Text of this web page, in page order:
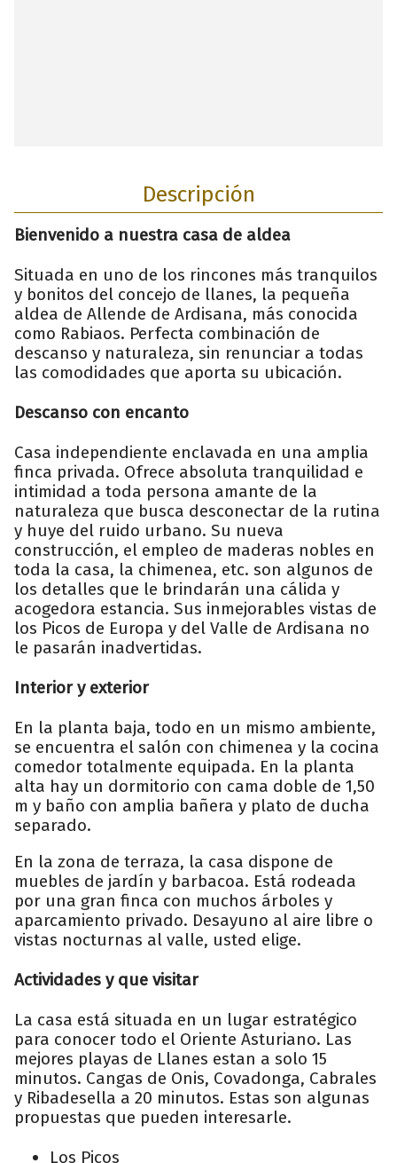
Descripción
Bienvenido a nuestra casa de aldea
Situada en uno de los rincones más tranquilos
y bonitos del concejo de llanes, la pequeña
aldea de Allende de Ardisana, más conocida
como Rabiaos. Perfecta combinación de
descanso y naturaleza, sin renunciar a todas
las comodidades que aporta su ubicación.
Descanso con encanto
Casa independiente enclavada en una amplia
finca privada. Ofrece absoluta tranquilidad e
intimidad a toda persona amante de la
naturaleza que busca desconectar de la rutina
y huye del ruido urbano. Su nueva
construcción, el empleo de maderas nobles en
toda la casa, la chimenea, etc. son algunos de
los detalles que le brindarán una cálida y
acogedora estancia. Sus inmejorables vistas de
los Picos de Europa y del Valle de Ardisana no
le pasarán inadvertidas.
Interior y exterior
En la planta baja, todo en un mismo ambiente,
se encuentra el salón con chimenea y la cocina
comedor totalmente equipada. En la planta
alta hay un dormitorio con cama doble de 1,50
m y baño con amplia bañera y plato de ducha
separado.
En la zona de terraza, la casa dispone de
muebles de jardín y barbacoa. Está rodeada
por una gran finca con muchos árboles y
aparcamiento privado. Desayuno al aire libre o
vistas nocturnas al valle, usted elige.
Actividades y que visitar
La casa está situada en un lugar estratégico
para conocer todo el Oriente Asturiano. Las
mejores playas de Llanes estan a solo 15
minutos. Cangas de Onis, Covadonga, Cabrales
y Ribadesella a 20 minutos. Estas son algunas
propuestas que pueden interesarle.
Los Picos